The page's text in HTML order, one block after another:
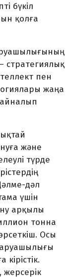
бүкіл
қолға
стратегия­лық
пен
жаңа
және
түрде
дәл
үшін
арқылы
тонна
Осы